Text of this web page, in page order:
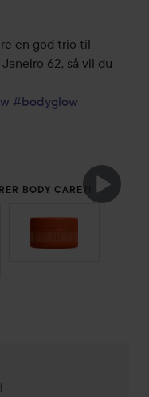
en god trio til
62, så vil du
#bodyglow
BODY CARE?!
lades 1 måned